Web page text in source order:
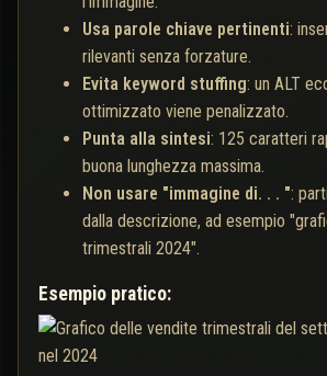
Usa parole chiave pertinenti:
rilevanti senza forzature.
Evita keyword stuffing: un ALT
ottimizzato viene penalizzato.
Punta alla sintesi: 125 caratteri
buona lunghezza massima.
Non usare "immagine di. . . ":
dalla descrizione, ad esempio
trimestrali 2024".
Esempio pratico: